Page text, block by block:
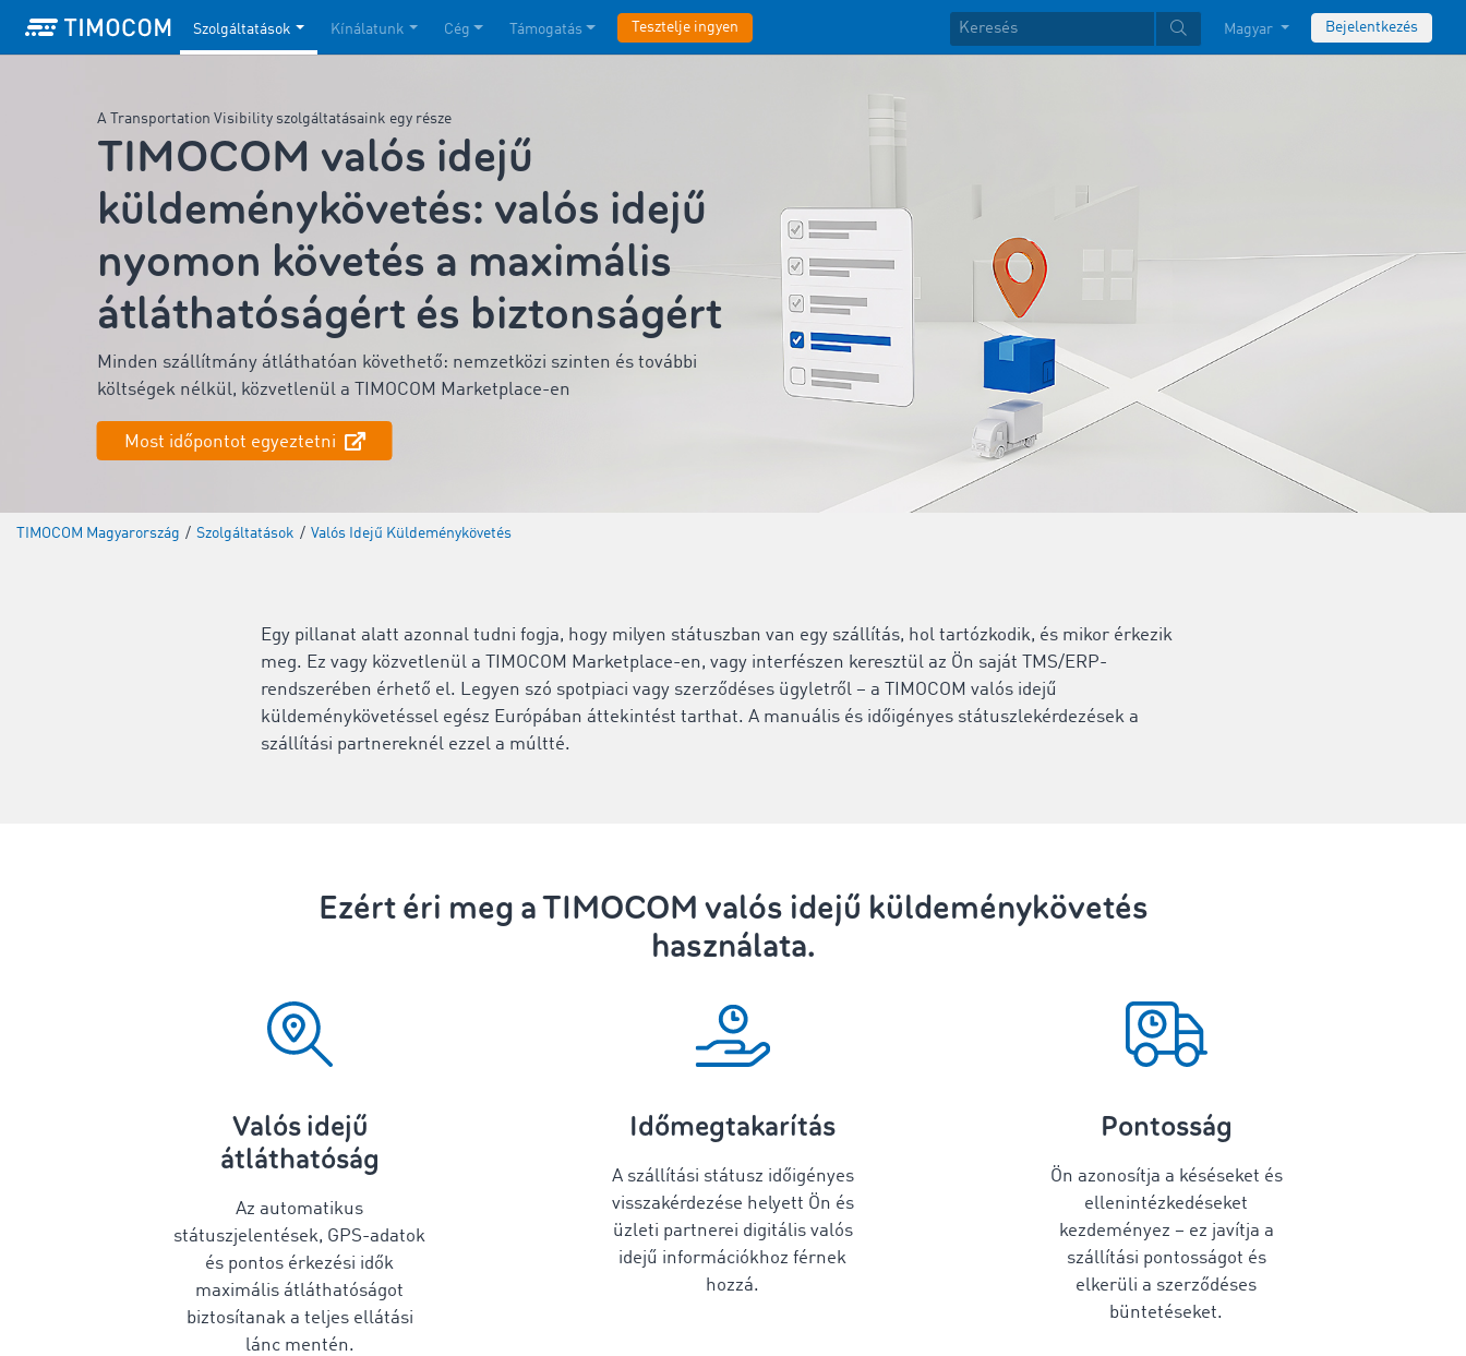
Szolgáltatások Kínálatunk Cég Támogatás Tesztelje ingyen Magyar Bejelentkezés
A Transportation Visibility szolgáltatásaink egy része
TIMOCOM valós idejű
küldeménykövetés: valós idejű
nyomon követés a maximális
átláthatóságért és biztonságért
Minden szállítmány átláthatóan követhető: nemzetközi szinten és további
költségek nélkül, közvetlenül a TIMOCOM Marketplace-en
Most időpontot egyeztetni
TIMOCOM Magyarország / Szolgáltatások / Valós Idejű Küldeménykövetés
Egy pillanat alatt azonnal tudni fogja, hogy milyen státuszban van egy szállítás, hol tartózkodik, és mikor érkezik
meg. Ez vagy közvetlenül a TIMOCOM Marketplace-en, vagy interfészen keresztül az Ön saját TMS/ERP-
rendszerében érhető el. Legyen szó spotpiaci vagy szerződéses ügyletről – a TIMOCOM valós idejű
küldeménykövetéssel egész Európában áttekintést tarthat. A manuális és időigényes státuszlekérdezések a
szállítási partnereknél ezzel a múltté.
Ezért éri meg a TIMOCOM valós idejű küldeménykövetés
használata.
Valós idejű
átláthatóság
Az automatikus
státuszjelentések, GPS-adatok
és pontos érkezési idők
maximális átláthatóságot
biztosítanak a teljes ellátási
lánc mentén.
Időmegtakarítás
A szállítási státusz időigényes
visszakérdezése helyett Ön és
üzleti partnerei digitális valós
idejű információkhoz férnek
hozzá.
Pontosság
Ön azonosítja a késéseket és
ellenintézkedéseket
kezdeményez – ez javítja a
szállítási pontosságot és
elkerüli a szerződéses
büntetéseket.